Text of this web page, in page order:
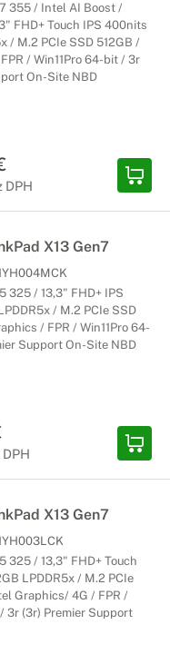
355 / Intel AI Boost /
FHD+ Touch IPS 400nits
/ M.2 PCIe SSD 512GB /
/ Win11Pro 64-bit / 3r
On-Site NBD
DPH
X13 Gen7
325 / 13,3" FHD+ IPS
/ M.2 PCIe SSD
/ FPR / Win11Pro 64-
Support On-Site NBD
X13 Gen7
325 / 13,3" FHD+ Touch
LPDDR5x / M.2 PCIe
Graphics/ 4G / FPR /
3r (3r) Premier Support